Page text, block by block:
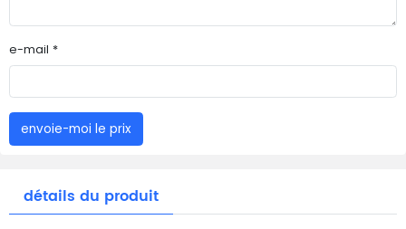
e-mail *
envoie-moi le prix
détails du produit